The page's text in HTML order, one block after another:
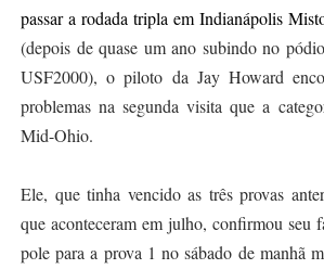
passar a rodada tripla em Indianápolis
(depois de quase um ano subindo no
USF2000), o piloto da Jay Howard
problemas na segunda visita que a
Mid-Ohio.
Ele, que tinha vencido as três provas
que aconteceram em julho, confirmou seu
pole para a prova 1 no sábado de manhã